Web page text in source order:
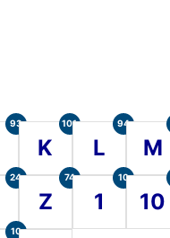
93
K
101
L
94
M
24
Z
74
1
10
10
10